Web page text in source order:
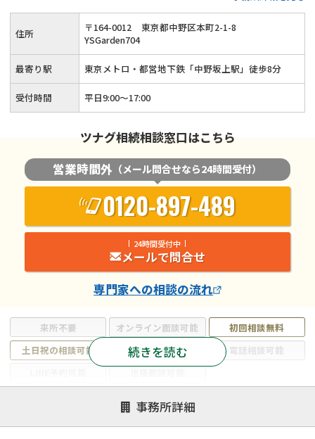
持ちに寄り添って親切・丁寧に相続手続きを行います。
来所不要 オンライン面談可能
初回相談無料
土日祝の相談可能
19時以降電話可能
電話相談可能
遺言書作成・遺言執行
相続放棄
相続登記
続きを読む
住所 〒164-0012
東京都中野区本町2-1-8
YSGarden704
最寄り駅 東京メトロ・都営地下鉄「中野坂上駅」徒歩8分
受付時間 平日9:00〜17:00
ツナグ相続相談窓口はこちら
営業時間外 （メール問合せなら24時間受付）
0120-897-489
24時間受付中
メールで問合せ
専門家への相談の流れ
事務所詳細